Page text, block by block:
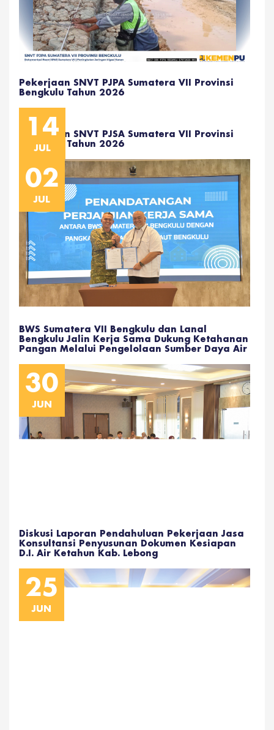
Pekerjaan SNVT PJPA Sumatera VII Provinsi
Bengkulu Tahun 2026
14
JUL
Pekerjaan SNVT PJSA Sumatera VII Provinsi
Bengkulu Tahun 2026
02
JUL
BWS Sumatera VII Bengkulu dan Lanal
Bengkulu Jalin Kerja Sama Dukung Ketahanan
Pangan Melalui Pengelolaan Sumber Daya Air
30
JUN
Diskusi Laporan Pendahuluan Pekerjaan Jasa
Konsultansi Penyusunan Dokumen Kesiapan
D.I. Air Ketahun Kab. Lebong
25
JUN